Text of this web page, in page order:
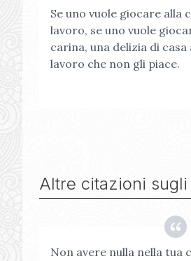
Se uno vuole giocare alla
lavoro, se uno vuole
carina, una delizia di
lavoro che non gli piace.
Altre citazioni
Non avere nulla nella tua